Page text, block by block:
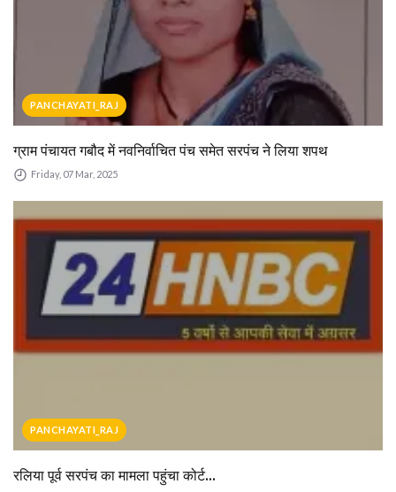
PANCHAYATI_RAJ
ग्राम पंचायत गबौद में नवनिर्वाचित पंच समेत सरपंच ने लिया शपथ
Friday, 07 Mar, 2025
PANCHAYATI_RAJ
रलिया पूर्व सरपंच का मामला पहुंचा कोर्ट...